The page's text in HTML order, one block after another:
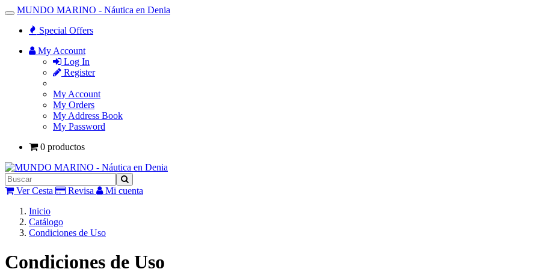
Toggle
Navigation
MUNDO MARINO - Náutica en Denia
Special Offers
My Account
Log In
Register
My Account
My Orders
My Address Book
My Password
0 productos
Ver Cesta Revisa
Mi cuenta
Inicio
Catálogo
Condiciones de Uso
Condiciones de Uso